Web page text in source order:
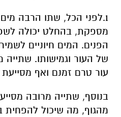
1.לפני הכל, שתו הרבה
מספקת, בהחלט יכולה
הפנים. המים חיוניים
של העור וגמישותו. שתייה
עור טרם זמנם ואף
בנוסף, שתייה מרובה
מהגוף, מה שיכול להפחית